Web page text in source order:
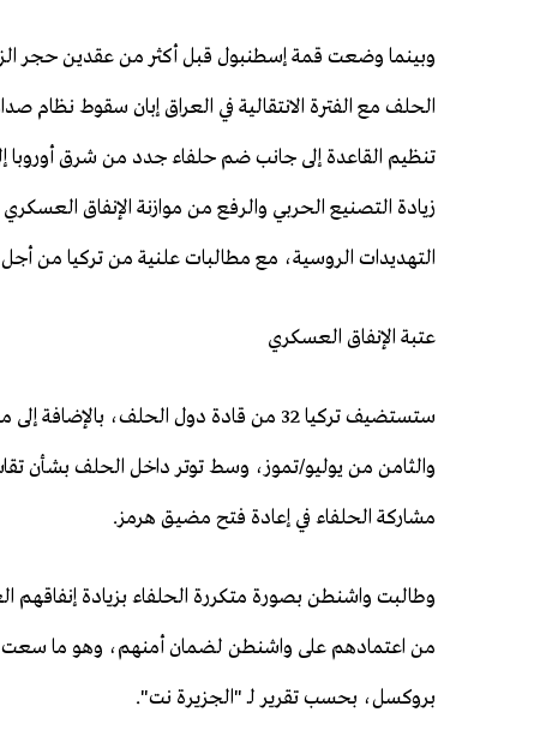
وبينما وضعت قمة إسطنبول قبل أكثر من عقدين حجر
الحلف مع الفترة الانتقالية في العراق إبان سقوط
تنظيم القاعدة إلى جانب ضم حلفاء جدد من شرق أوروبا
زيادة التصنيع الحربي والرفع من موازنة الإنفاق
التهديدات الروسية، مع مطالبات علنية من تركيا من أجل
عتبة الإنفاق العسكري
ستستضيف تركيا 32 من قادة دول الحلف،
والثامن من يوليو/تموز، وسط توتر داخل الحلف بشأن
مشاركة الحلفاء في إعادة فتح مضيق هرمز.
بروكسل، بحسب تقرير لـ "الجزيرة نت".